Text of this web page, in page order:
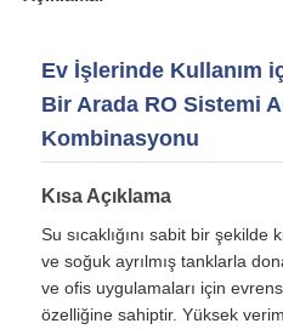
Bize ulaşın
Haberler
RO Sistemleri
Su yumuşatıcı
Ev İşlerinde Kullanım
Bir Arada RO Sistemi
Kombinasyonu
Kısa Açıklama
Su sıcaklığını sabit bir şekilde
ve soğuk ayrılmış tanklarla
ve ofis uygulamaları için
özelliğine sahiptir. Yüksek